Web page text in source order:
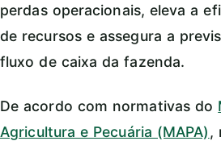
perdas operacionais, eleva a
de recursos e assegura a
fluxo de caixa da fazenda.
De acordo com normativas do
Agricultura e Pecuária (MAPA),